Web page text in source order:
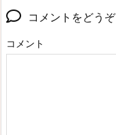
コメントをどうぞ
コメント